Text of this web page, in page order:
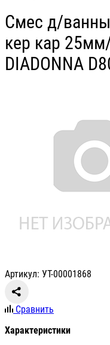
Смес д/
кер кар
DIADONNA
Артикул: УТ-00001868
Сравнить
Характеристики